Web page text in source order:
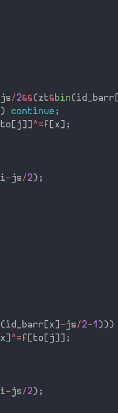
js / 2&&(zt&bin(id_barr
) continue ;
to [ j] ] ^= f [x] ;
i- js / 2) ;
(id_barr [x] - js / 2-1 )))
x] ^= f [to [ j] ] ;
i- js / 2) ;